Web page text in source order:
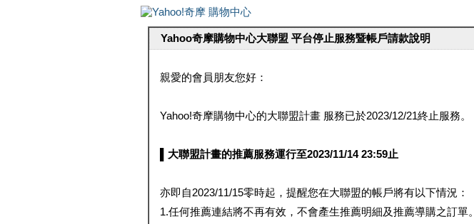
Yahoo奇摩購物中心大聯盟 平台停止服務暨帳戶請款說明
親愛的會員朋友您好：
Yahoo!奇摩購物中心的大聯盟計畫 服務已於2023/12/21終止服務。
▌大聯盟計畫的推薦服務運行至2023/11/14 23:59止
亦即自2023/11/15零時起，提醒您在大聯盟的帳戶將有以下情況：
1.任何推薦連結將不再有效，不會產生推薦明細及推薦導購之訂單。